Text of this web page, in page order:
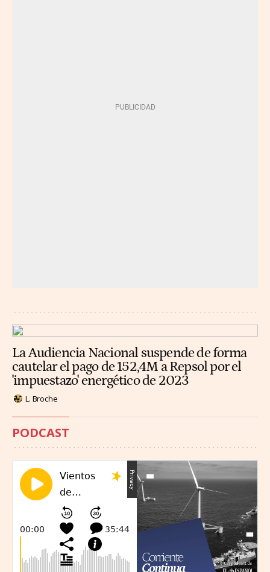
La Audiencia Nacional suspende de forma
cautelar el pago de 152,4M a Repsol por el
'impuestazo' energético de 2023
L. Broche
PODCAST